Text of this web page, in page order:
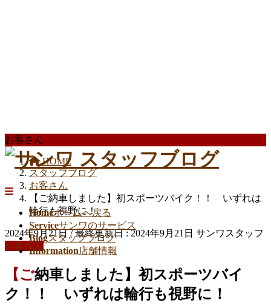
Homeホームへ戻る
Serviceサンワのサービス
Blogスタッフブログ
Information店舗情報
お客さん
HOME
スタッフブログ
お客さん
【ご納車しました】初スポーツバイク！！ いずれは
輪行も視野に！
2024年9月21日 / 最終更新日 :2024年9月21日 サンワスタッフ
お客さん
【ご納車しました】初スポーツバイ
ク！！ いずれは輪行も視野に！